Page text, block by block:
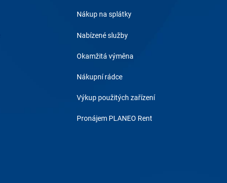
Nákup na splátky
Nabízené služby
Okamžitá výměna
Nákupní rádce
Výkup použitých zařízení
Pronájem PLANEO Rent